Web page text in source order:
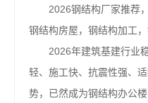
2026钢结构厂家推荐，
钢结构房屋，钢结构加工
2026年建筑基建行业稳
轻、施工快、抗震性强、
势，已然成为钢结构办公